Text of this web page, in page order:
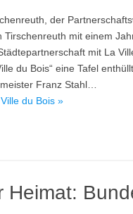
der
mit einem
mit La
du Bois“ eine Tafel
Franz Stahl…
du Bois »
Heimat: